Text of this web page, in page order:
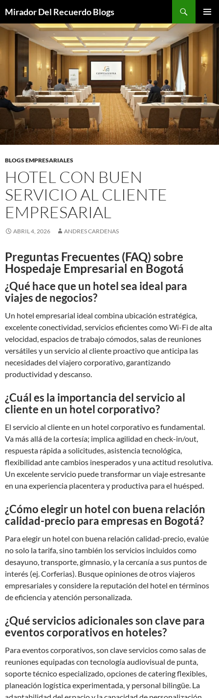
contenido
Mirador Del Recuerdo Blogs
MENÚ
BLOGS EMPRESARIALES
HOTEL CON BUEN
SERVICIO AL CLIENTE
EMPRESARIAL
ABRIL 4, 2026 ANDRES CARDENAS
Preguntas Frecuentes (FAQ) sobre
Hospedaje Empresarial en Bogotá
¿Qué hace que un hotel sea ideal para
viajes de negocios?
Un hotel empresarial ideal combina ubicación estratégica,
excelente conectividad, servicios eficientes como Wi-Fi de alta
velocidad, espacios de trabajo cómodos, salas de reuniones
versátiles y un servicio al cliente proactivo que anticipa las
necesidades del viajero corporativo, garantizando
productividad y descanso.
¿Cuál es la importancia del servicio al
cliente en un hotel corporativo?
El servicio al cliente en un hotel corporativo es fundamental.
Va más allá de la cortesía; implica agilidad en check-in/out,
respuesta rápida a solicitudes, asistencia tecnológica,
flexibilidad ante cambios inesperados y una actitud resolutiva.
Un excelente servicio puede transformar un viaje estresante
en una experiencia placentera y productiva para el huésped.
¿Cómo elegir un hotel con buena relación
calidad-precio para empresas en Bogotá?
Para elegir un hotel con buena relación calidad-precio, evalúe
no solo la tarifa, sino también los servicios incluidos como
desayuno, transporte, gimnasio, y la cercanía a sus puntos de
interés (ej. Corferias). Busque opiniones de otros viajeros
empresariales y considere la reputación del hotel en términos
de eficiencia y atención personalizada.
¿Qué servicios adicionales son clave para
eventos corporativos en hoteles?
Para eventos corporativos, son clave servicios como salas de
reuniones equipadas con tecnología audiovisual de punta,
soporte técnico especializado, opciones de catering flexibles,
planeación logística experimentada, y personal bilingüe. La